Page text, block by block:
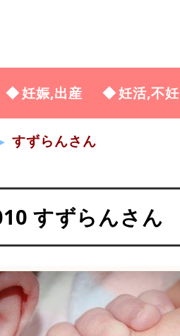
妊娠,出産 妊活,不妊
すずらんさん
すずらんさん